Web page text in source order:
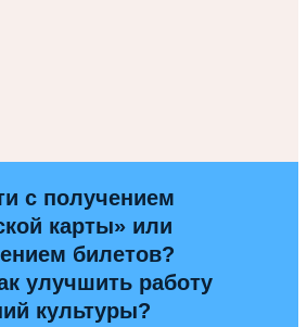
с получением
карты» или
билетов?
улучшить работу
культуры?